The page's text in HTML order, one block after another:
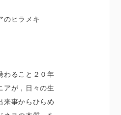
のヒラメキ
わること２０年
アが，日々の生
来事からひらめ